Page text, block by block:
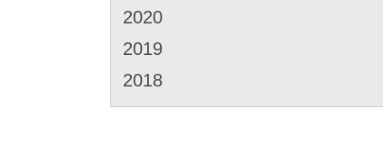
2020
2019
2018